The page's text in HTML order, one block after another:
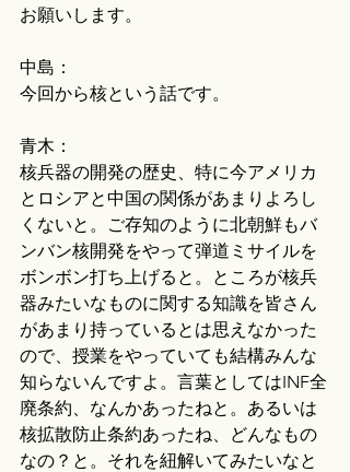
お願いします。
中島：
今回から核という話です。
青木：
核兵器の開発の歴史、特に今アメリカ
とロシアと中国の関係があまりよろし
くないと。ご存知のように北朝鮮もバ
ンバン核開発をやって弾道ミサイルを
ボンボン打ち上げると。ところが核兵
器みたいなものに関する知識を皆さん
があまり持っているとは思えなかった
ので、授業をやっていても結構みんな
知らないんですよ。言葉としてはINF全
廃条約、なんかあったねと。あるいは
核拡散防止条約あったね、どんなもの
なの？と。それを紐解いてみたいなと